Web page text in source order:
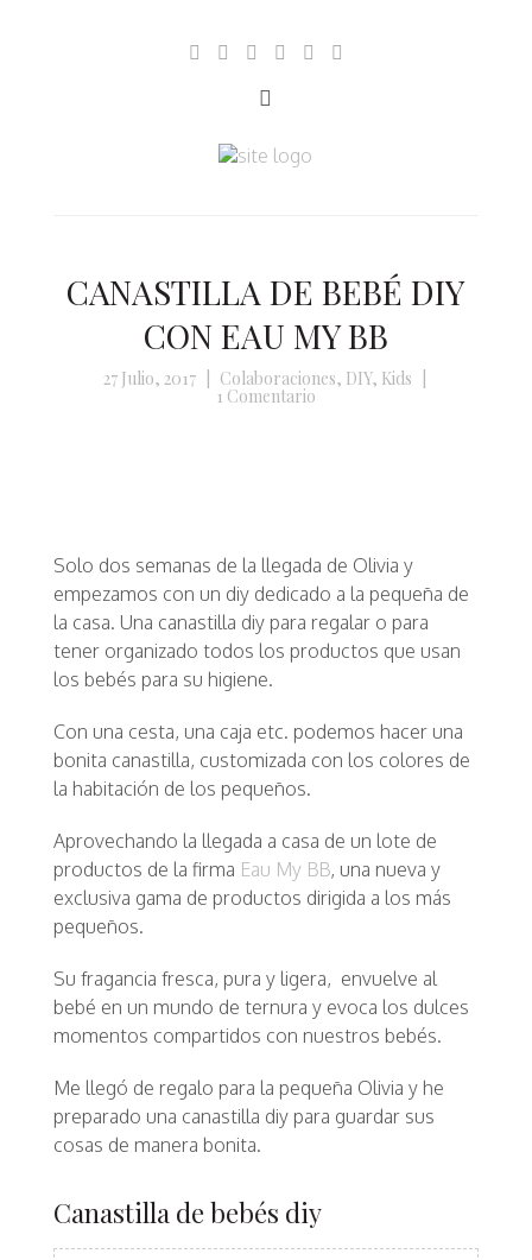
CANASTILLA DE BEBÉ DIY
CON EAU MY BB
27 Julio, 2017 Colaboraciones, DIY, Kids
1 Comentario
Solo dos semanas de la llegada de Olivia y
empezamos con un diy dedicado a la pequeña de
la casa. Una canastilla diy para regalar o para
tener organizado todos los productos que usan
los bebés para su higiene.
Con una cesta, una caja etc. podemos hacer una
bonita canastilla, customizada con los colores de
la habitación de los pequeños.
Aprovechando la llegada a casa de un lote de
productos de la firma Eau My BB, una nueva y
exclusiva gama de productos dirigida a los más
pequeños.
Su fragancia fresca, pura y ligera, envuelve al
bebé en un mundo de ternura y evoca los dulces
momentos compartidos con nuestros bebés.
Me llegó de regalo para la pequeña Olivia y he
preparado una canastilla diy para guardar sus
cosas de manera bonita.
Canastilla de bebés diy